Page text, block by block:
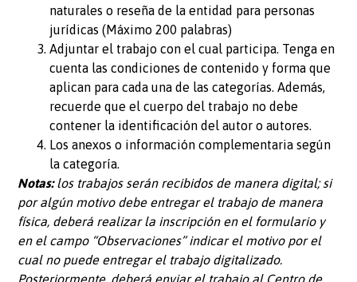
naturales o reseña de la entidad para personas
jurídicas (Máximo 200 palabras)
Adjuntar el trabajo con el cual participa. Tenga en
cuenta las condiciones de contenido y forma que
aplican para cada una de las categorías. Además,
recuerde que el cuerpo del trabajo no debe
contener la identificación del autor o autores.
Los anexos o información complementaria según
la categoría.
Notas:los trabajos serán recibidos de manera digital; si
por algún motivo debe entregar el trabajo de manera
física, deberá realizar la inscripción en el formulario y
en el campo “Observaciones” indicar el motivo por el
cual no puede entregar el trabajo digitalizado.
Posteriormente, deberá enviar el trabajo al Centro de